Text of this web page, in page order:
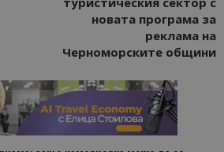
новата програма за
реклама на
Черноморските общини